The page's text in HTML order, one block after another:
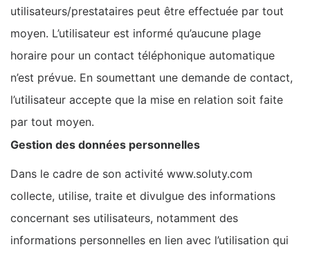
utilisateurs/prestataires peut être effectuée par tout
moyen. L’utilisateur est informé qu’aucune plage
horaire pour un contact téléphonique automatique
n’est prévue. En soumettant une demande de contact,
l’utilisateur accepte que la mise en relation soit faite
par tout moyen.
Gestion des données personnelles
Dans le cadre de son activité www.soluty.com
collecte, utilise, traite et divulgue des informations
concernant ses utilisateurs, notamment des
informations personnelles en lien avec l’utilisation qui